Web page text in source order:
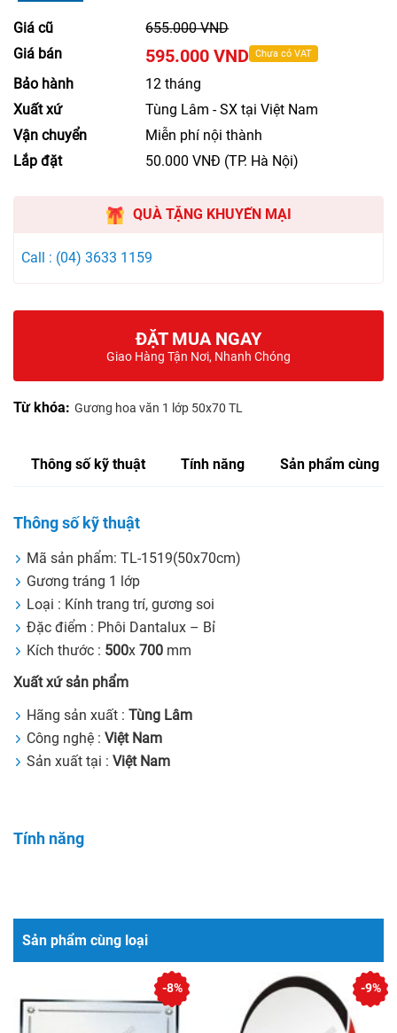
Giá cũ
655.000 VND
Giá bán
595.000 VND Chưa có VAT
Bảo hành
12 tháng
Xuất xứ
Tùng Lâm - SX tại Việt Nam
Vận chuyển
Miễn phí nội thành
Lắp đặt
50.000 VNĐ (TP. Hà Nội)
QUÀ TẶNG KHUYẾN MẠI
Call : (04) 3633 1159
ĐẶT MUA NGAY
Giao Hàng Tận Nơi, Nhanh Chóng
Từ khóa: Gương hoa văn 1 lớp 50x70 TL
Thông số kỹ thuật Tính năng Sản phẩm cùng
Thông số kỹ thuật
Mã sản phẩm: TL-1519(50x70cm)
Gương tráng 1 lớp
Loại : Kính trang trí, gương soi
Đặc điểm : Phôi Dantalux – Bỉ
Kích thước : 500x 700 mm
Xuất xứ sản phẩm
Hãng sản xuất : Tùng Lâm
Công nghệ : Việt Nam
Sản xuất tại : Việt Nam
Tính năng
Sản phẩm cùng loại
-8% -9%